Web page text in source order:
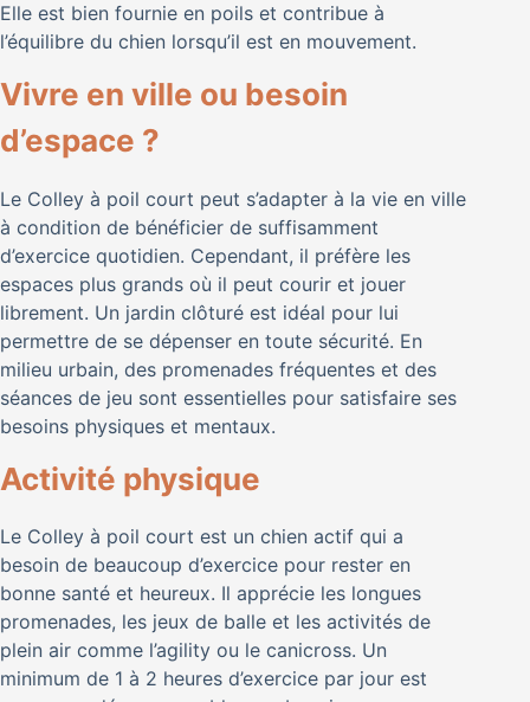
Elle est bien fournie en poils et contribue à
l’équilibre du chien lorsqu’il est en mouvement.
Vivre en ville ou besoin
d’espace ?
Le Colley à poil court peut s’adapter à la vie en ville
à condition de bénéficier de suffisamment
d’exercice quotidien. Cependant, il préfère les
espaces plus grands où il peut courir et jouer
librement. Un jardin clôturé est idéal pour lui
permettre de se dépenser en toute sécurité. En
milieu urbain, des promenades fréquentes et des
séances de jeu sont essentielles pour satisfaire ses
besoins physiques et mentaux.
Activité physique
Le Colley à poil court est un chien actif qui a
besoin de beaucoup d’exercice pour rester en
bonne santé et heureux. Il apprécie les longues
promenades, les jeux de balle et les activités de
plein air comme l’agility ou le canicross. Un
minimum de 1 à 2 heures d’exercice par jour est